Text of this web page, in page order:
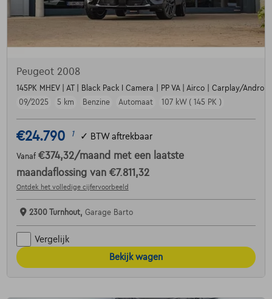
Peugeot 2008
145PK MHEV | AT | Black Pack I Camera | PP VA | Airco | Carplay/
09/2025
5 km Benzine Automaat 107 kW ( 145 PK )
€24.790 1 ✓ BTW aftrekbaar
Vanaf €374,32/maand met een laatste
maandaflossing van €7.811,32
Ontdek het volledige cijfervoorbeeld
2300 Turnhout, Garage Barto
Vergelijk
Bekijk wagen